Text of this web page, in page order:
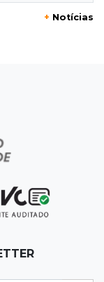
amarrada
Neno
+ Notícias